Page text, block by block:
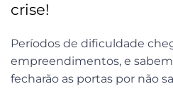
crise!
Períodos de dificuldade
empreendimentos, e
fecharão as portas por não